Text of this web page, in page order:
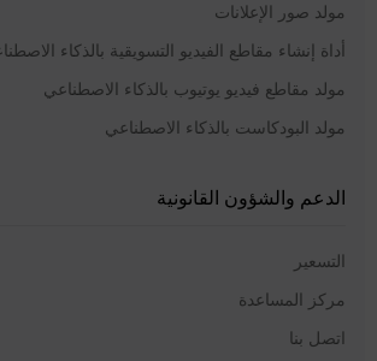
مولد صور الإعلانات
أداة إنشاء مقاطع الفيديو التسويقية بالذكاء
مولد مقاطع فيديو يوتيوب بالذكاء الاصطناعي
مولد البودكاست بالذكاء الاصطناعي
الدعم والشؤون القانونية
التسعير
مركز المساعدة
اتصل بنا